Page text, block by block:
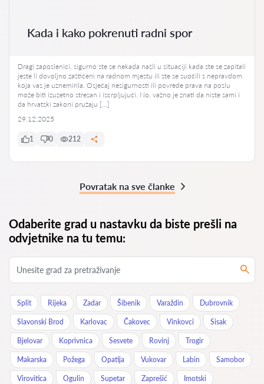
Kada i kako pokrenuti radni spor
Dragi zaposlenici, sigurno ste se nekada našli u situaciji kada ste se zapitali
jeste li dovoljno zaštićeni na radnom mjestu ili ste se suočili s nepravdom
koja vas je uznemirila. Osjećaj nesigurnosti ili povrede prava na poslu
može biti izuzetno stresan i iscrpljujući. No, važno je znati da niste sami i
da hrvatski zakoni pružaju […]
29.12.2025
1 0 212
Povratak na sve članke
Odaberite grad u nastavku da biste prešli na
odvjetnike na tu temu:
Split Rijeka Zadar Šibenik Varaždin Dubrovnik
Slavonski Brod Karlovac Čakovec Vinkovci Sisak
Bjelovar Koprivnica Sesvete Rovinj Trogir
Makarska Požega Opatija Vukovar Labin Samobor
Virovitica Ogulin Supetar Zaprešić Imotski